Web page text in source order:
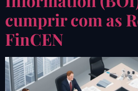
cumprir com as
FinCEN